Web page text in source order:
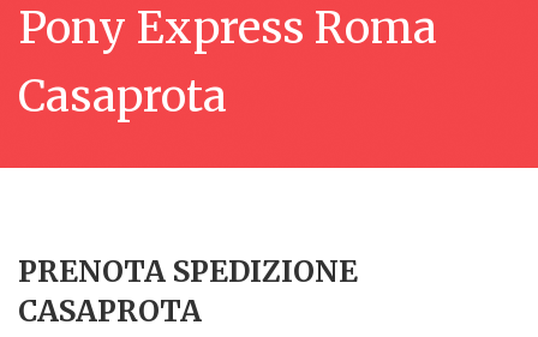
Pony Express Roma
Casaprota
PRENOTA SPEDIZIONE
CASAPROTA